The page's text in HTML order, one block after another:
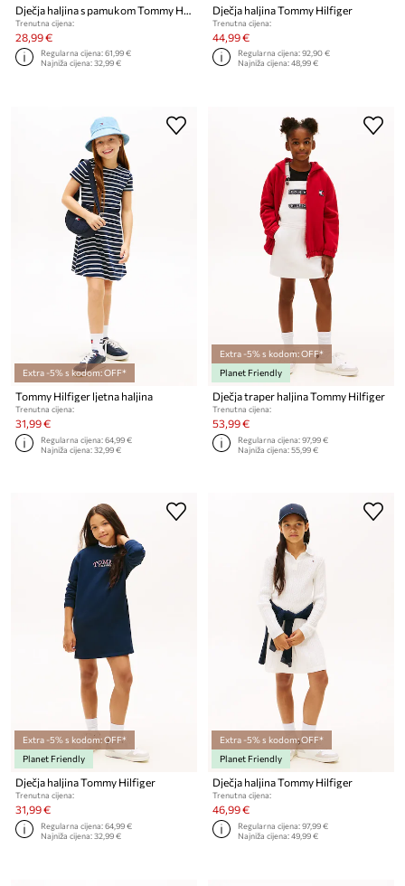
Trenutna cijena:
28,99 €
Regularna cijena:61,99 €
Najniža cijena:32,99 €
Dječja haljina Tommy Hilfiger
Trenutna cijena:
44,99 €
Regularna cijena:92,90 €
Najniža cijena:48,99 €
Extra -5% s kodom: OFF*
Tommy Hilfiger ljetna haljina
Trenutna cijena:
31,99 €
Regularna cijena:64,99 €
Najniža cijena:32,99 €
Extra -5% s kodom: OFF*
Planet Friendly
Dječja traper haljina Tommy Hilfiger
Trenutna cijena:
53,99 €
Regularna cijena:97,99 €
Najniža cijena:55,99 €
Extra -5% s kodom: OFF*
Planet Friendly
Dječja haljina Tommy Hilfiger
Trenutna cijena:
31,99 €
Regularna cijena:64,99 €
Najniža cijena:32,99 €
Extra -5% s kodom: OFF*
Planet Friendly
Dječja haljina Tommy Hilfiger
Trenutna cijena:
46,99 €
Regularna cijena:97,99 €
Najniža cijena:49,99 €